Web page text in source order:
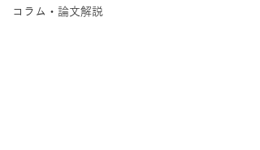
コラム・論文解説